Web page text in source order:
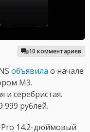
10 комментариев
объявила о начале
M3.
и серебристая.
999 рублей.
Pro 14.2-дюймовый